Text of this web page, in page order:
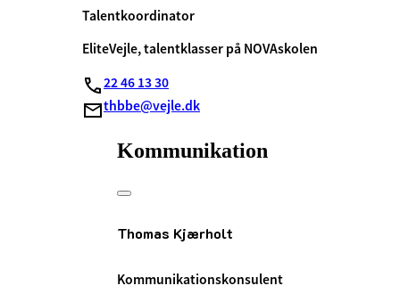
Talentkoordinator
EliteVejle, talentklasser på NOVAskolen
22 46 13 30
thbbe@vejle.dk
Kommunikation
Thomas Kjærholt
Kommunikationskonsulent